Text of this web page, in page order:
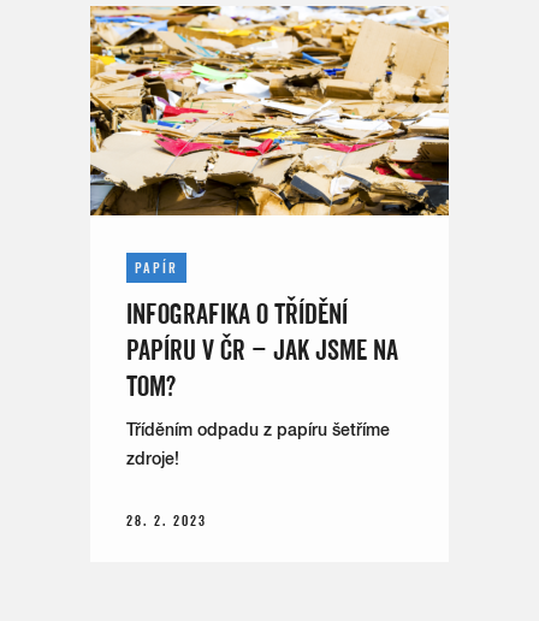
PAPÍR
INFOGRAFIKA O TŘÍDĚNÍ
PAPÍRU V ČR – JAK JSME NA
TOM?
Tříděním odpadu z papíru šetříme
zdroje!
28. 2. 2023